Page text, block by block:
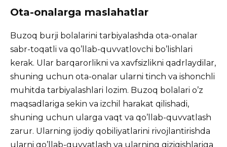
Ota-onalarga maslahatlar
Buzoq burji bolalarini tarbiyalashda ota-onalar
sabr-toqatli va qo’llab-quvvatlovchi bo’lishlari
kerak. Ular barqarorlikni va xavfsizlikni qadrlaydilar,
shuning uchun ota-onalar ularni tinch va ishonchli
muhitda tarbiyalashlari lozim. Buzoq bolalari o’z
maqsadlariga sekin va izchil harakat qilishadi,
shuning uchun ularga vaqt va qo’llab-quvvatlash
zarur. Ularning ijodiy qobiliyatlarini rivojlantirishda
ularni qo’llab-quvvatlash va ularning qiziqishlariga